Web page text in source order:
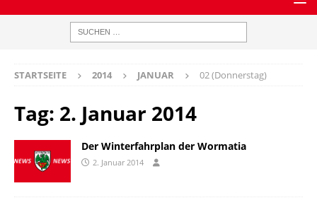
STARTSEITE 2014 JANUAR 02 (Donnerstag)
Tag: 2. Januar 2014
Der Winterfahrplan der Wormatia
2. Januar 2014